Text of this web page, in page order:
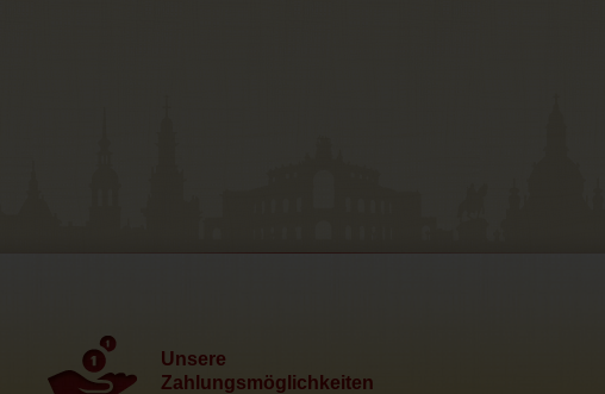
Unsere
Zahlungsmöglichkeiten